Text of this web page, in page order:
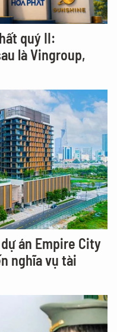
quý II:
là Vingroup,
án Empire City
nghĩa vụ tài